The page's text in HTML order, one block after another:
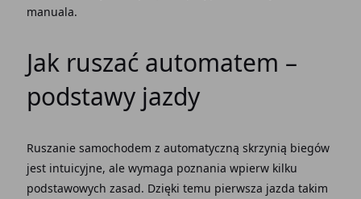
manuala.
Jak ruszać automatem –
podstawy jazdy
Ruszanie samochodem z automatyczną skrzynią biegów
jest intuicyjne, ale wymaga poznania wpierw kilku
podstawowych zasad. Dzięki temu pierwsza jazda takim